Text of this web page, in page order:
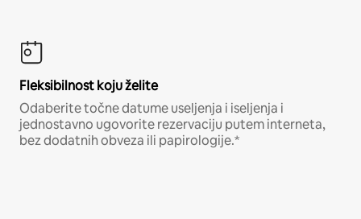
Fleksibilnost koju želite
Odaberite točne datume useljenja i iseljenja i
jednostavno ugovorite rezervaciju putem interneta,
bez dodatnih obveza ili papirologije.*